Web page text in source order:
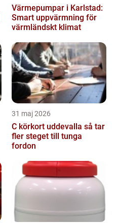
Värmepumpar i Karlstad:
Smart uppvärmning för
värmländskt klimat
31 maj 2026
C körkort uddevalla så tar
fler steget till tunga
fordon